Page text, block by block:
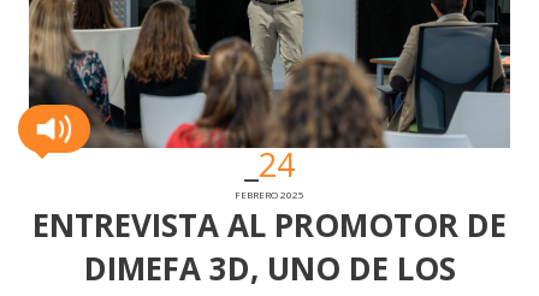
24
FEBRERO 2025
ENTREVISTA AL PROMOTOR DE
DIMEFA 3D, UNO DE LOS